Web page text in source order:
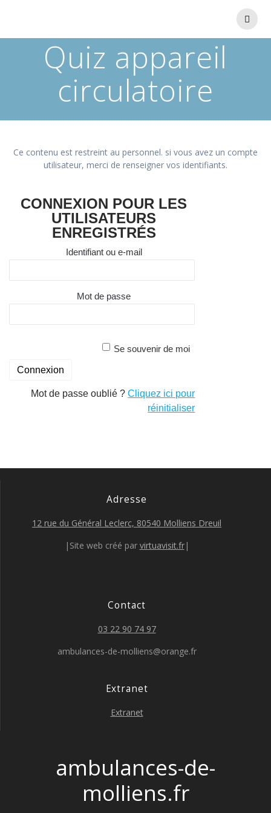
Quiz appareil
circulatoire
Ce contenu est restreint au personnel. si vous avez un compte
utilisateur, merci de renseigner vos identifiants.
CONNEXION POUR LES
UTILISATEURS
ENREGISTRÉS
Identifiant ou e-mail
Mot de passe
Se souvenir de moi
Mot de passe oublié ?Cliquez ici pour
réinitialiser
Adresse
12 rue du Général Leclerc, 80540 Molliens Dreuil
|Site web créé par virtuavisit.fr|
Contact
03 22 90 74 97
ambulances-de-molliens@orange.fr
Extranet
Extranet
ambulances-de-
molliens.fr